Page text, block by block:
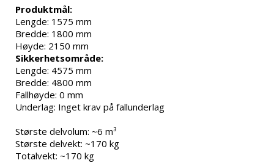
Produktmål:
Lengde: 1575 mm
Bredde: 1800 mm
Høyde: 2150 mm
Sikkerhetsområde:
Lengde: 4575 mm
Bredde: 4800 mm
Fallhøyde: 0 mm
Underlag: Inget krav på fallunderlag
Største delvolum: ~6 m³
Største delvekt: ~170 kg
Totalvekt: ~170 kg